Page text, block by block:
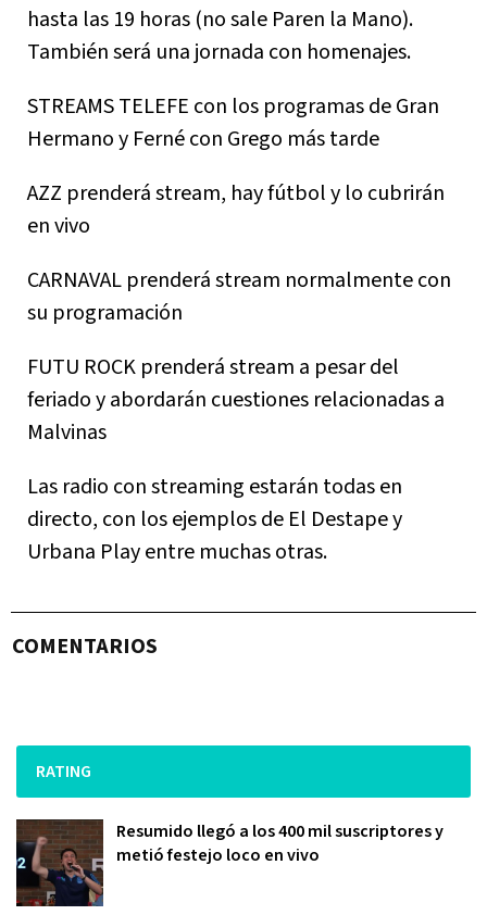
hasta las 19 horas (no sale Paren la Mano).
También será una jornada con homenajes.
STREAMS TELEFE con los programas de Gran
Hermano y Ferné con Grego más tarde
AZZ prenderá stream, hay fútbol y lo cubrirán
en vivo
CARNAVAL prenderá stream normalmente con
su programación
FUTU ROCK prenderá stream a pesar del
feriado y abordarán cuestiones relacionadas a
Malvinas
Las radio con streaming estarán todas en
directo, con los ejemplos de El Destape y
Urbana Play entre muchas otras.
COMENTARIOS
RATING
Resumido llegó a los 400 mil suscriptores y
metió festejo loco en vivo